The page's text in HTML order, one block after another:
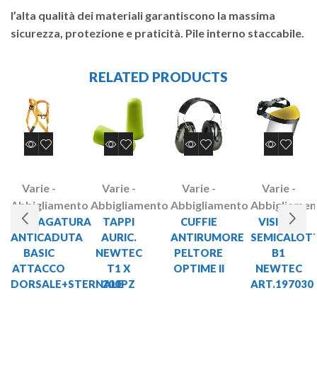
l’alta qualità dei materiali garantiscono la massima
sicurezza, protezione e praticità. Pile interno staccabile.
RELATED PRODUCTS
Varie -
Abbigliamento
IMBRAGATURA
ANTICADUTA
BASIC
ATTACCO
DORSALE+STERNALE
Varie -
Abbigliamento
TAPPI
AURIC.
NEWTEC
T1 X
200PZ
Varie -
Abbigliamento
CUFFIE
ANTIRUMORE
PELTORE
OPTIME II
Varie -
VISIERA
B1
NEWTEC
ART.197030